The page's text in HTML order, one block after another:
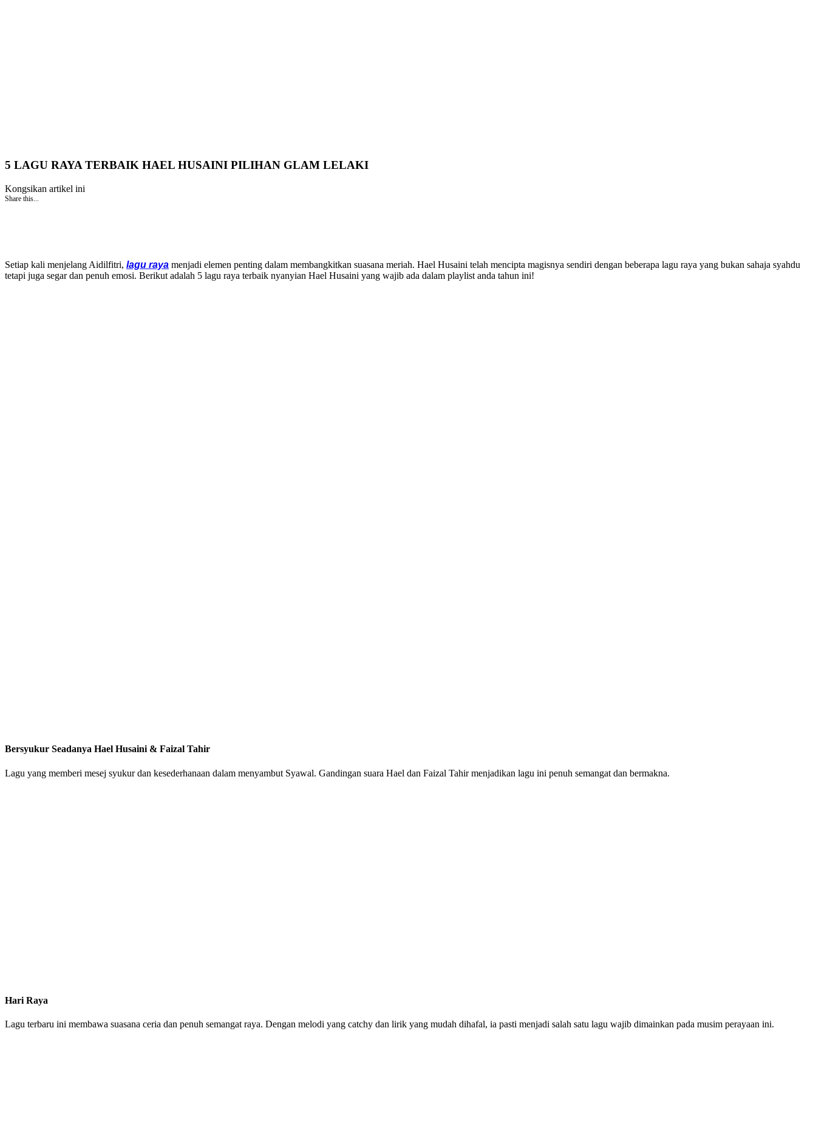
5 LAGU RAYA TERBAIK HAEL HUSAINI PILIHAN GLAM LELAKI
Kongsikan artikel ini
Share this...
Setiap kali menjelang Aidilfitri, lagu raya menjadi elemen penting dalam membangkitkan suasana meriah. Hael Husaini telah mencipta magisnya sendiri dengan beberapa lagu raya yang bukan sahaja syahdu
tetapi juga segar dan penuh emosi. Berikut adalah 5 lagu raya terbaik nyanyian Hael Husaini yang wajib ada dalam playlist anda tahun ini!
Bersyukur Seadanya Hael Husaini & Faizal Tahir
Lagu yang memberi mesej syukur dan kesederhanaan dalam menyambut Syawal. Gandingan suara Hael dan Faizal Tahir menjadikan lagu ini penuh semangat dan bermakna.
Hari Raya
Lagu terbaru ini membawa suasana ceria dan penuh semangat raya. Dengan melodi yang catchy dan lirik yang mudah dihafal, ia pasti menjadi salah satu lagu wajib dimainkan pada musim perayaan ini.